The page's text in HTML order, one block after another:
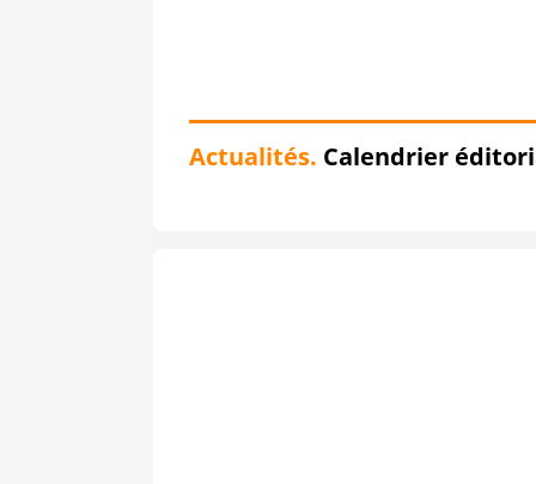
Actualités. Calendrier